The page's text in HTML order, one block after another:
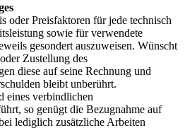
oder Preisfaktoren für jede technisch
sowie für verwendete
gesondert auszuweisen. Wünscht
Zustellung des
diese auf seine Rechnung und
bleibt unberührt.
eines verbindlichen
so genügt die Bezugnahme auf
lediglich zusätzliche Arbeiten